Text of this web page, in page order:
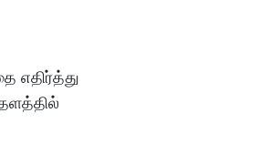
எதிர்த்து